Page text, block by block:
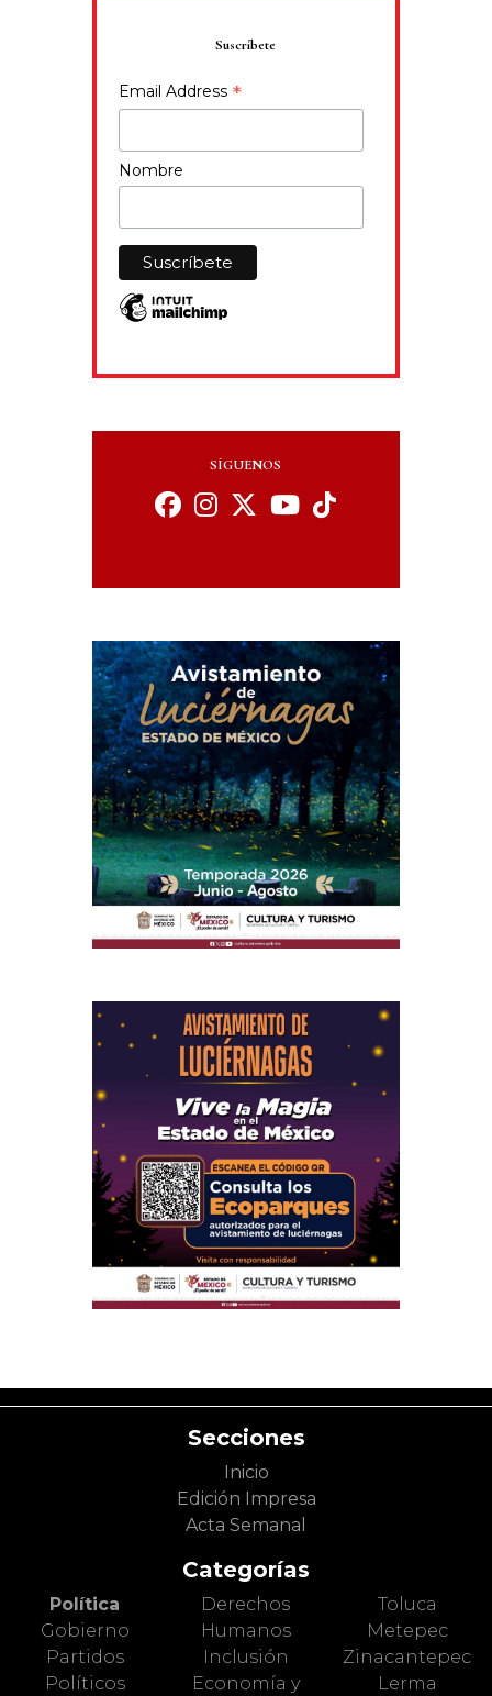
Suscríbete
Email Address *
Nombre
SÍGUENOS
Secciones
Inicio
Edición Impresa
Acta Semanal
Categorías
Política
Gobierno
Partidos
Políticos
Derechos
Humanos
Inclusión
Economía y
Toluca
Metepec
Zinacantepec
Lerma